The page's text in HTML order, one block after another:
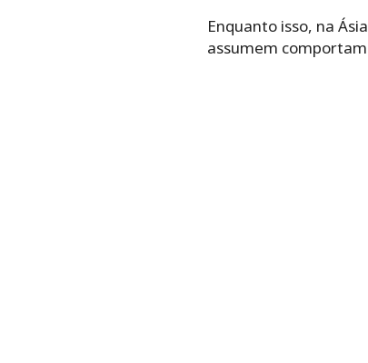
Enquanto isso, na
assumem